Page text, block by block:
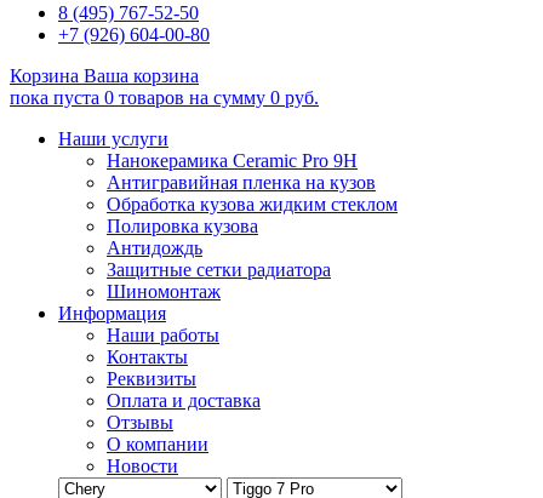
8 (495) 767-52-50
+7 (926) 604-00-80
Корзина Ваша корзина
пока пуста 0 товаров на сумму 0 руб.
Наши услуги
Нанокерамика Ceramic Pro 9H
Антигравийная пленка на кузов
Обработка кузова жидким стеклом
Полировка кузова
Антидождь
Защитные сетки радиатора
Шиномонтаж
Информация
Наши работы
Контакты
Реквизиты
Оплата и доставка
Отзывы
О компании
Новости